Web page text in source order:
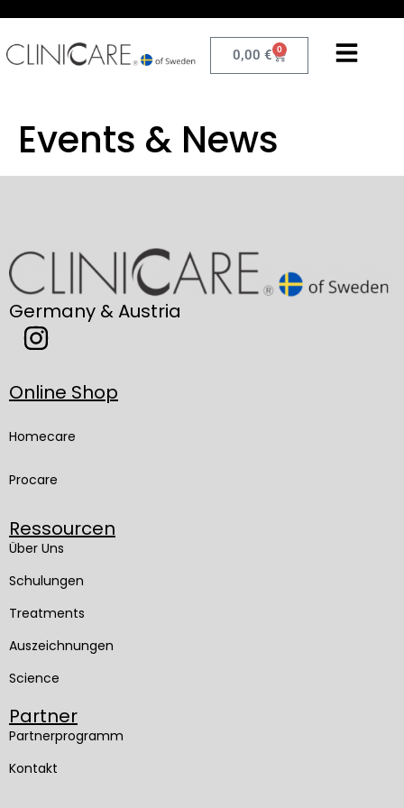
0,00 € 0
Events & News
Germany & Austria
Online Shop
Homecare
Procare
Ressourcen
Über Uns
Schulungen
Treatments
Auszeichnungen
Science
Partner
Partnerprogramm
Kontakt